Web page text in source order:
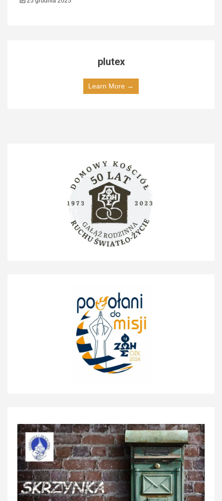
plutex
Learn More →